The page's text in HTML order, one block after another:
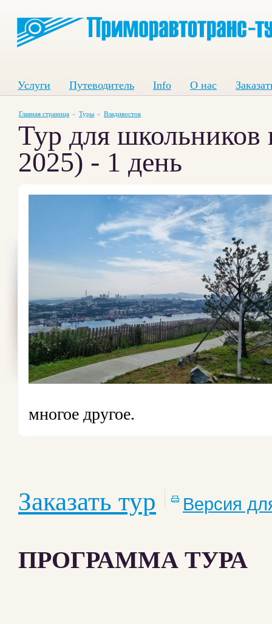
Услуги Путеводитель Info О нас
Главная страница Туры Владивосток
Тур для школьников
2025) - 1 день
многое другое.
Заказать тур Версия
ПРОГРАММА ТУРА